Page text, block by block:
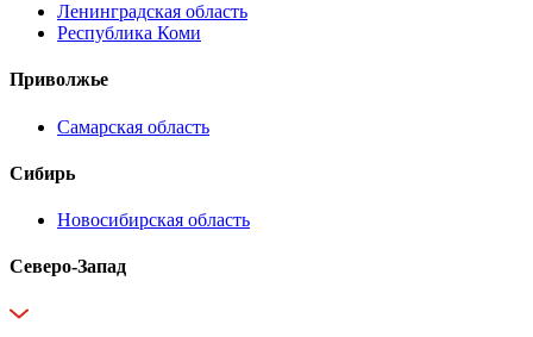
Ленинградская область
Республика Коми
Приволжье
Самарская область
Сибирь
Новосибирская область
Северо-Запад